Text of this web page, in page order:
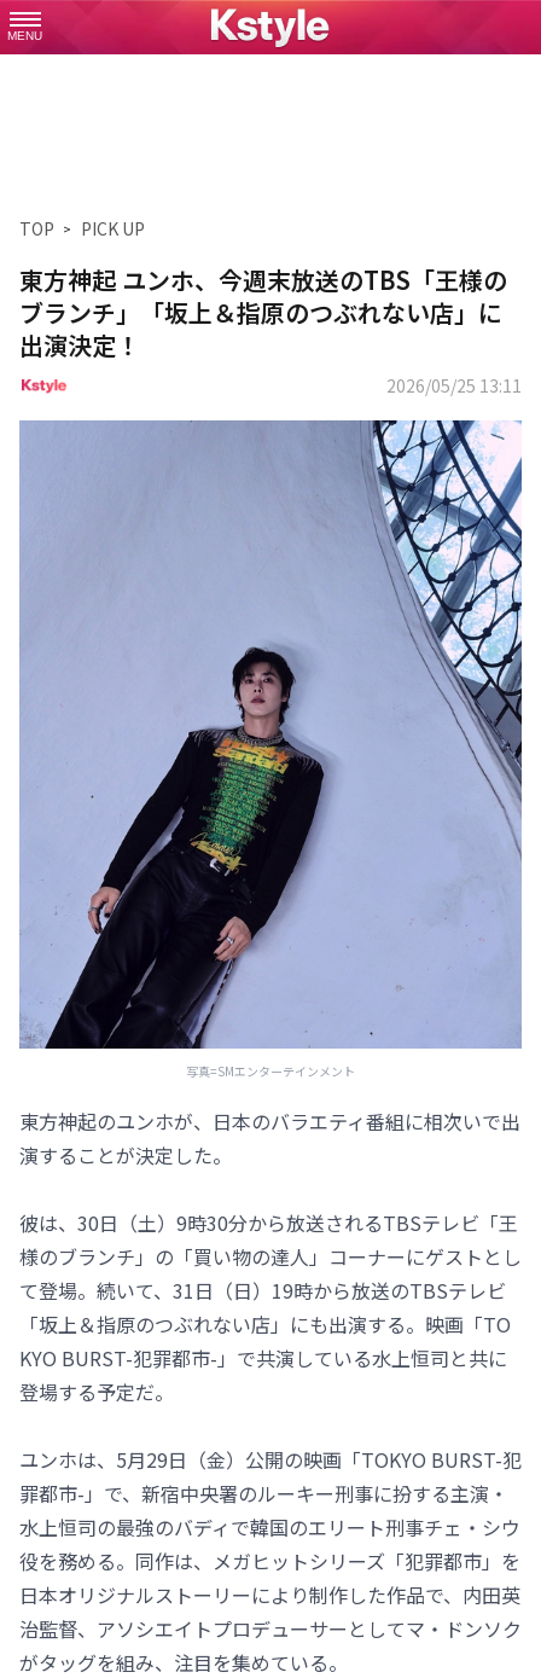
MENU
TOP PICK UP
東方神起 ユンホ、今週末放送のTBS「王様の
ブランチ」「坂上＆指原のつぶれない店」に
出演決定！
2026/05/25 13:11
写真=SMエンターテインメント
東方神起のユンホが、日本のバラエティ番組に相次いで出
演することが決定した。
彼は、30日（土）9時30分から放送されるTBSテレビ「王
様のブランチ」の「買い物の達人」コーナーにゲストとし
て登場。続いて、31日（日）19時から放送のTBSテレビ
「坂上＆指原のつぶれない店」にも出演する。映画「TO
KYO BURST-犯罪都市-」で共演している水上恒司と共に
登場する予定だ。
ユンホは、5月29日（金）公開の映画「TOKYO BURST-犯
罪都市-」で、新宿中央署のルーキー刑事に扮する主演・
水上恒司の最強のバディで韓国のエリート刑事チェ・シウ
役を務める。同作は、メガヒットシリーズ「犯罪都市」を
日本オリジナルストーリーにより制作した作品で、内田英
治監督、アソシエイトプロデューサーとしてマ・ドンソク
がタッグを組み、注目を集めている。